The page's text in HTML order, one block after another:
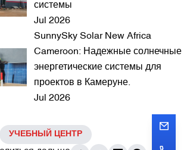
системы
Jul 2026
SunnySky Solar New Africa
Cameroon: Надежные солнечные
энергетические системы для
проектов в Камеруне.
Jul 2026
УЧЕБНЫЙ ЦЕНТР